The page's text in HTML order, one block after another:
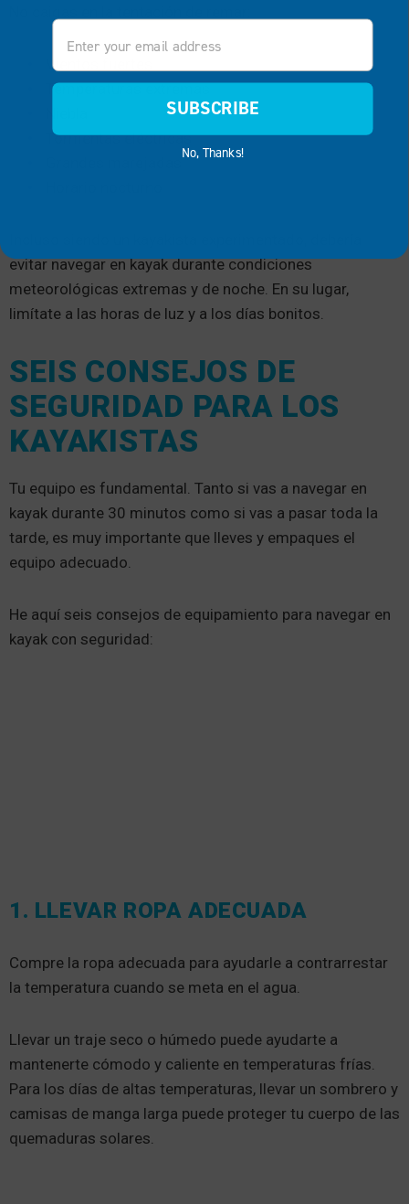
Vientos fuertes
Temperaturas extremas
Tormentas eléctricas
evitar navegar en kayak durante condiciones
meteorológicas extremas y de noche. En su lugar,
limítate a las horas de luz y a los días bonitos.
SEIS CONSEJOS DE
SEGURIDAD PARA LOS
KAYAKISTAS
Tu equipo es fundamental. Tanto si vas a navegar en
kayak durante 30 minutos como si vas a pasar toda la
tarde, es muy importante que lleves y empaques el
equipo adecuado.
He aquí seis consejos de equipamiento para navegar en
kayak con seguridad:
1. LLEVAR ROPA ADECUADA
Compre la ropa adecuada para ayudarle a contrarrestar
la temperatura cuando se meta en el agua.
Llevar un traje seco o húmedo puede ayudarte a
mantenerte cómodo y caliente en temperaturas frías.
Para los días de altas temperaturas, llevar un sombrero y
camisas de manga larga puede proteger tu cuerpo de las
quemaduras solares.
Email
SUBSCRIBE
No, Thanks!